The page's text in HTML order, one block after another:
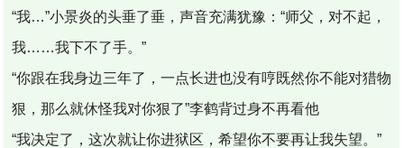
“我…”小景炎的头垂了垂，声音充满犹豫：“师父，对不起，
我……我下不了手。”
“你跟在我身边三年了，一点长进也没有哼既然你不能对猎物
狠，那么就休怪我对你狠了”李鹤背过身不再看他
“我决定了，这次就让你进狱区，希望你不要再让我失望。”